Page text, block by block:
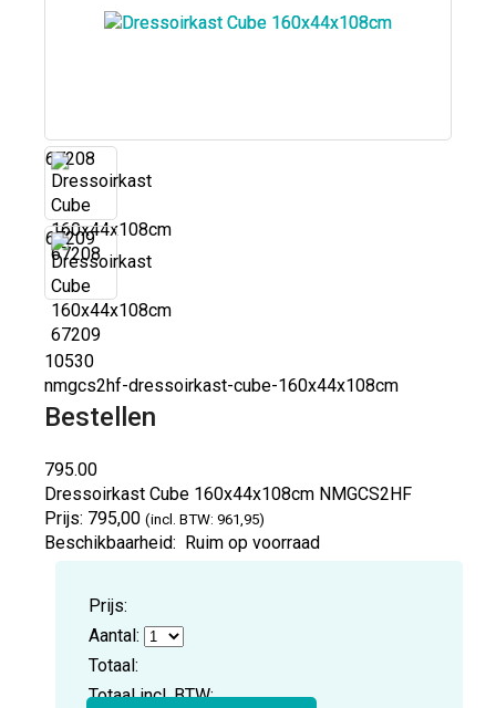
67208
67209
10530
nmgcs2hf-dressoirkast-cube-160x44x108cm
Bestellen
795.00
Dressoirkast Cube 160x44x108cm NMGCS2HF
Prijs: 795,00 (incl. BTW: 961,95)
Beschikbaarheid: Ruim op voorraad
Prijs:
Aantal:
Totaal:
Totaal incl. BTW: